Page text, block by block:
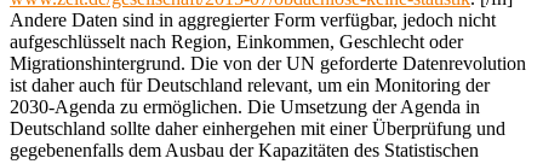
Andere Daten sind in aggregierter Form verfügbar, jedoch nicht
aufgeschlüsselt nach Region, Einkommen, Geschlecht oder
Migrationshintergrund. Die von der UN geforderte Datenrevolution
ist daher auch für Deutschland relevant, um ein Monitoring der
2030-Agenda zu ermöglichen. Die Umsetzung der Agenda in
Deutschland sollte daher einhergehen mit einer Überprüfung und
gegebenenfalls dem Ausbau der Kapazitäten des Statistischen